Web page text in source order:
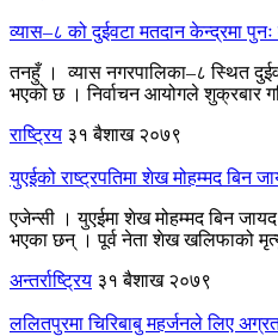
व्यास–८ को दुईवटा मतदान केन्द्रमा
तनहुँ । व्यास नगरपालिका–८ स्थित
भएको छ । निर्वाचन आयोगले शुक्रबार
राष्ट्रिय ३१ बैशाख २०७९
युएईको राष्ट्रपतिमा शेख मोहम्मद बिन
एजेन्सी । युएईमा शेख मोहम्मद बिन जायद
भएका छन् । पूर्व नेता शेख खलिफाको
अन्तर्राष्ट्रिय ३१ बैशाख २०७९
ललितपुरमा चिरिबाबु महर्जनले लिए